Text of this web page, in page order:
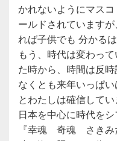
かれないようにマス
ールドされています
れば子供でも 分かるは
もう、時代は変わっ
た時から、時間は反
なくとも来年いっぱ
とわたしは確信して
日本を中心に時代をシ
『幸魂 奇魂 さきみ